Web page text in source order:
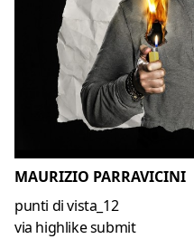
MAURIZIO PARRAVICINI
punti di vista_12
via highlike submit